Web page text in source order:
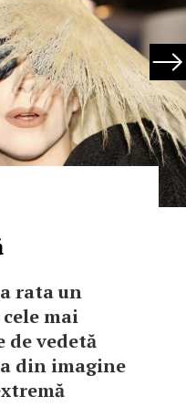
rata un
mai
de vedetă
din imagine